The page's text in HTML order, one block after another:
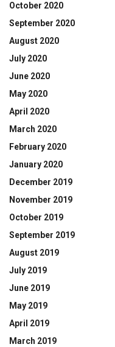
October 2020
September 2020
August 2020
July 2020
June 2020
May 2020
April 2020
March 2020
February 2020
January 2020
December 2019
November 2019
October 2019
September 2019
August 2019
July 2019
June 2019
May 2019
April 2019
March 2019